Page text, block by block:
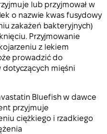
lub przyjmował w
o nazwie kwas fusydowy
zakażeń bakteryjnych)
Przyjmowanie
z lekiem
prowadzić do
mięśni
Bluefish w dawce
przyjmuje
ciężkiego i rzadkiego